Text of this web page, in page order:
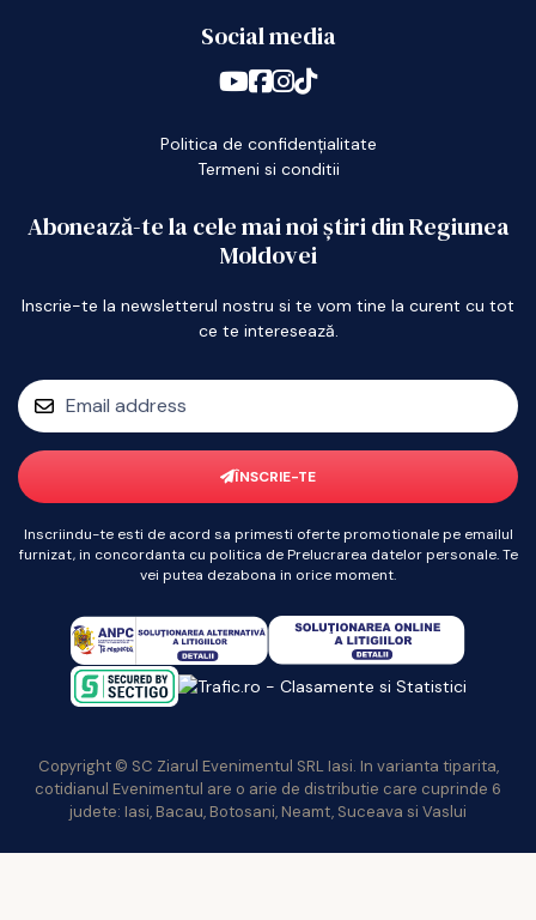
Social media
Politica de confidențialitate
Termeni si conditii
Abonează-te la cele mai noi știri din Regiunea
Moldovei
Inscrie-te la newsletterul nostru si te vom tine la curent cu tot
ce te interesează.
ÎNSCRIE-TE
Inscriindu-te esti de acord sa primesti oferte promotionale pe emailul
furnizat, in concordanta cu politica de Prelucrarea datelor personale. Te
vei putea dezabona in orice moment.
Copyright © SC Ziarul Evenimentul SRL Iasi. In varianta tiparita,
cotidianul Evenimentul are o arie de distributie care cuprinde 6
judete: Iasi, Bacau, Botosani, Neamt, Suceava si Vaslui